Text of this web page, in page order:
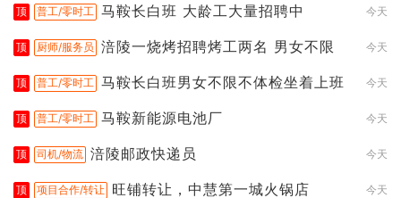
顶 普工/零时工 马鞍长白班 大龄工大量招聘中 今天
顶 厨师/服务员 涪陵一烧烤招聘烤工两名 男女不限 今天
顶 普工/零时工 马鞍长白班男女不限不体检坐着上班 今天
顶 普工/零时工 马鞍新能源电池厂 今天
顶 司机/物流 涪陵邮政快递员 今天
顶 项目合作/转让 旺铺转让，中慧第一城火锅店 今天